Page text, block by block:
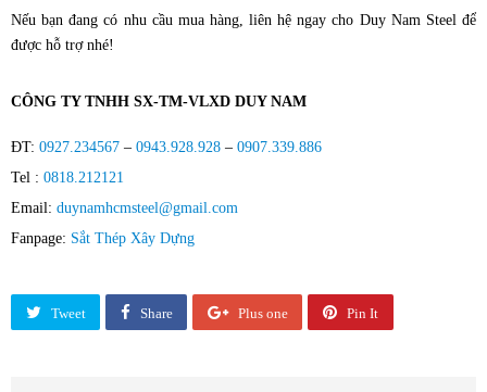
Nếu bạn đang có nhu cầu mua hàng, liên hệ ngay cho Duy Nam Steel để
được hỗ trợ nhé!
CÔNG TY TNHH SX-TM-VLXD DUY NAM
ĐT: 0927.234567 – 0943.928.928 – 0907.339.886
Tel : 0818.212121
Email: duynamhcmsteel@gmail.com
Fanpage: Sắt Thép Xây Dựng
Tweet Share Plus one Pin It